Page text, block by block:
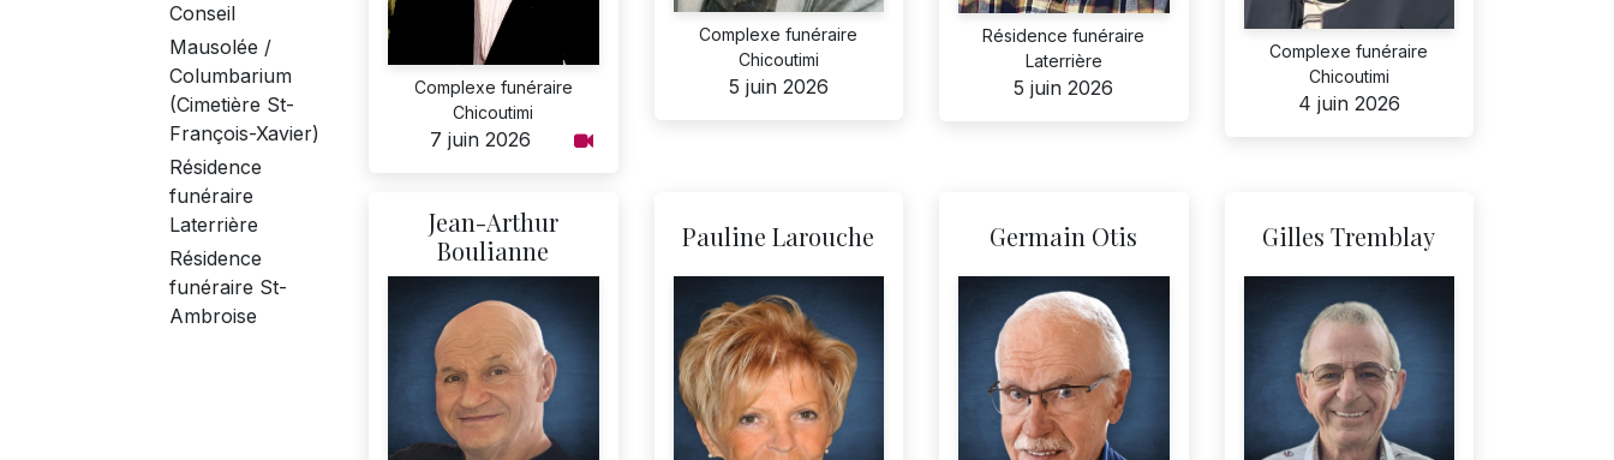
Conseil
Mausolée /
Columbarium
(Cimetière St-
François-Xavier)
Résidence
funéraire
Laterrière
Résidence
funéraire St-
Ambroise
Complexe funéraire
Chicoutimi
7 juin 2026
Complexe funéraire
Chicoutimi
5 juin 2026
Résidence funéraire
Laterrière
5 juin 2026
Complexe funéraire
Chicoutimi
4 juin 2026
Jean-Arthur
Boulianne
Pauline Larouche Germain Otis Gilles Tremblay